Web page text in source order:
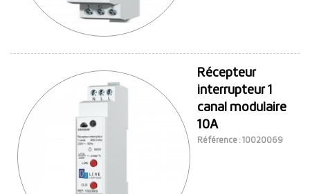
Récepteur
interrupteur 1
canal modulaire
10A
Référence : 10020069